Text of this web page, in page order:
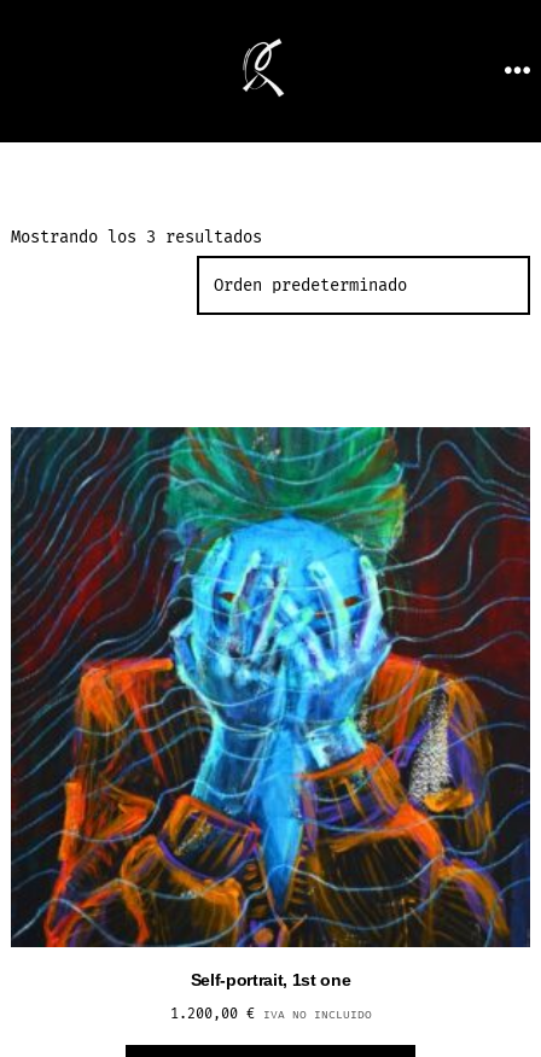
Mostrando los 3 resultados
Self-portrait, 1st one
1.200,00 € IVA NO INCLUIDO